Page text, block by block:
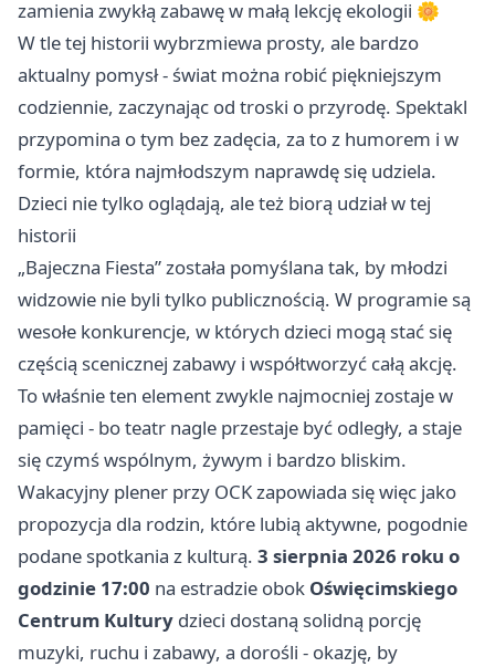
zamienia zwykłą zabawę w małą lekcję ekologii 🌼
W tle tej historii wybrzmiewa prosty, ale bardzo
aktualny pomysł - świat można robić piękniejszym
codziennie, zaczynając od troski o przyrodę. Spektakl
przypomina o tym bez zadęcia, za to z humorem i w
formie, która najmłodszym naprawdę się udziela.
Dzieci nie tylko oglądają, ale też biorą udział w tej
historii
„Bajeczna Fiesta” została pomyślana tak, by młodzi
widzowie nie byli tylko publicznością. W programie są
wesołe konkurencje, w których dzieci mogą stać się
częścią scenicznej zabawy i współtworzyć całą akcję.
To właśnie ten element zwykle najmocniej zostaje w
pamięci - bo teatr nagle przestaje być odległy, a staje
się czymś wspólnym, żywym i bardzo bliskim.
Wakacyjny plener przy OCK zapowiada się więc jako
propozycja dla rodzin, które lubią aktywne, pogodnie
podane spotkania z kulturą. 3 sierpnia 2026 roku o
godzinie 17:00 na estradzie obok Oświęcimskiego
Centrum Kultury dzieci dostaną solidną porcję
muzyki, ruchu i zabawy, a dorośli - okazję, by